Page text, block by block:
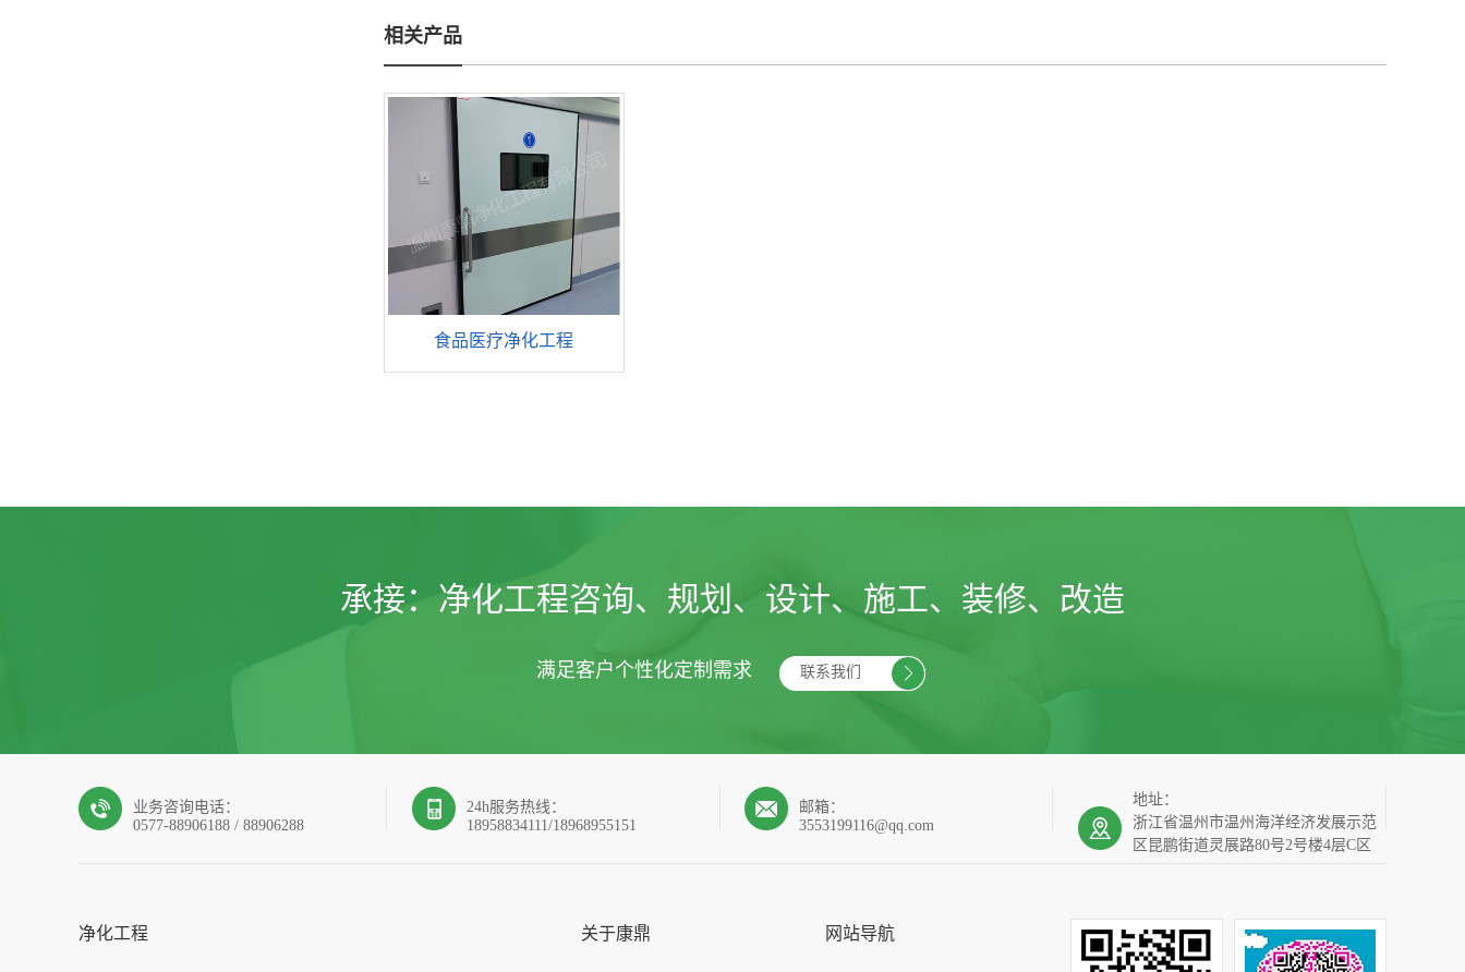
相关产品
食品医疗净化工程
承接： 净化工程咨询、规划、设计、施工、装修、改造
满足客户个性化定制需求 联系我们
业务咨询电话：
0577-88906188 / 88906288
24h服务热线：
18958834111/18968955151
邮箱：
3553199116@qq.com
地址：
浙江省温州市温州海洋经济发展示范
区昆鹏街道灵展路80号2号楼4层C区
净化工程 关于康鼎 网站导航